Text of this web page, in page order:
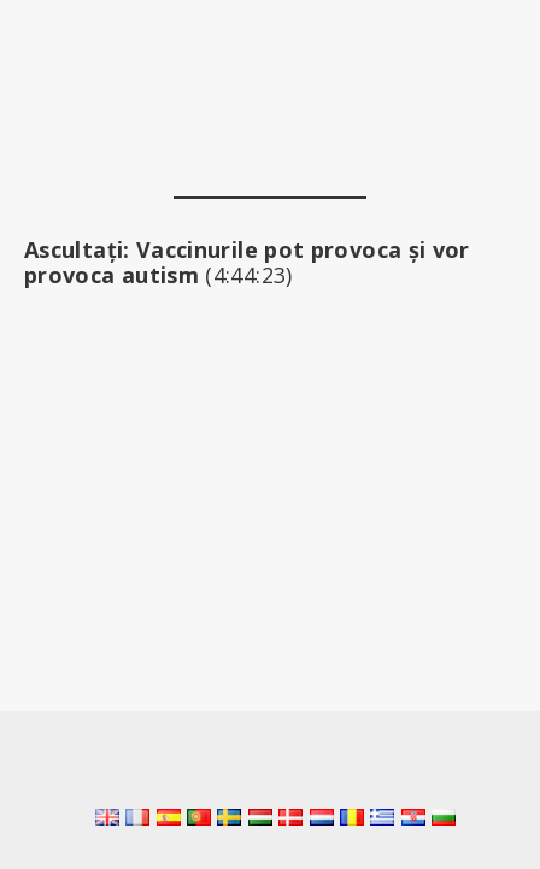
Ascultați: Vaccinurile pot provoca și vor
provoca autism (4:44:23)